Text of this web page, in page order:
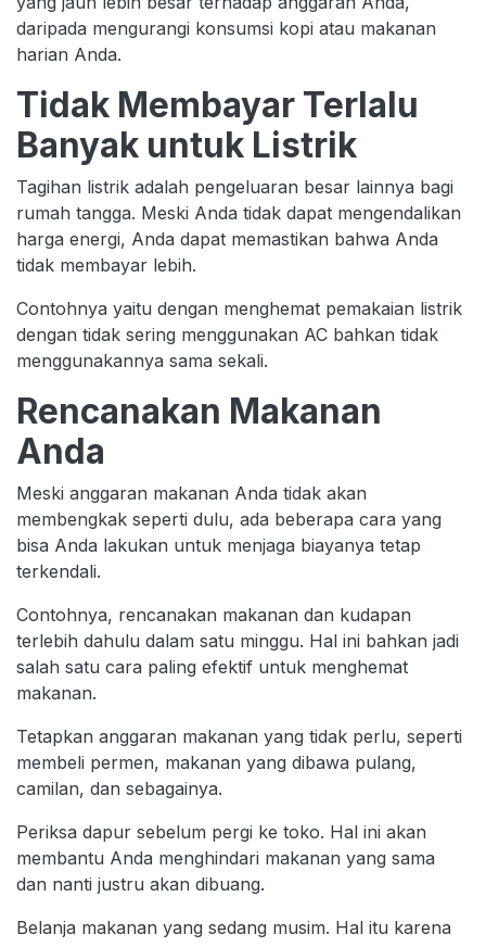
daripada mengurangi konsumsi kopi atau makanan
harian Anda.
Tidak Membayar Terlalu
Banyak untuk Listrik
Tagihan listrik adalah pengeluaran besar lainnya bagi
rumah tangga. Meski Anda tidak dapat mengendalikan
harga energi, Anda dapat memastikan bahwa Anda
tidak membayar lebih.
Contohnya yaitu dengan menghemat pemakaian listrik
dengan tidak sering menggunakan AC bahkan tidak
menggunakannya sama sekali.
Rencanakan Makanan
Anda
Meski anggaran makanan Anda tidak akan
membengkak seperti dulu, ada beberapa cara yang
bisa Anda lakukan untuk menjaga biayanya tetap
terkendali.
Contohnya, rencanakan makanan dan kudapan
terlebih dahulu dalam satu minggu. Hal ini bahkan jadi
salah satu cara paling efektif untuk menghemat
makanan.
Tetapkan anggaran makanan yang tidak perlu, seperti
membeli permen, makanan yang dibawa pulang,
camilan, dan sebagainya.
Periksa dapur sebelum pergi ke toko. Hal ini akan
membantu Anda menghindari makanan yang sama
dan nanti justru akan dibuang.
Belanja makanan yang sedang musim. Hal itu karena